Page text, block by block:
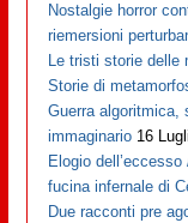
Nostalgie horror
riemersioni
Le tristi storie delle
Storie di
Guerra algoritmica,
immaginario 16
Elogio
fucina infernale di
Due racconti pre